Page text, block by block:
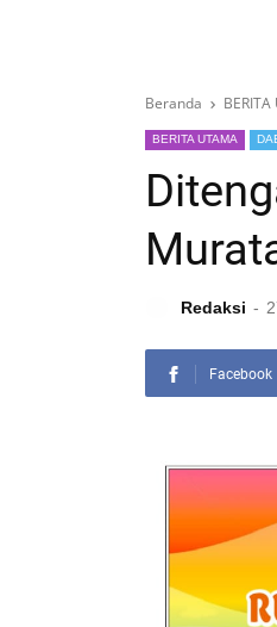
Beranda
BERITA UTAMA
Redaksi
Facebook